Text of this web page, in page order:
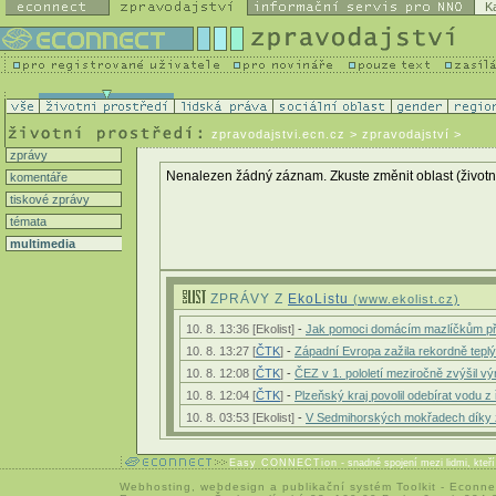
zpravodajstvi.ecn.cz > zpravodajství >
zprávy
komentáře
tiskové zprávy
témata
multimedia
Nenalezen žádný záznam. Zkuste změnit oblast
ZPRÁVY Z EkoListu (www.ekolist.cz)
10. 8. 13:36 [Ekolist] - Jak pomoci domácím mazlíčkům
10. 8. 13:27 [ČTK] - Západní Evropa zažila rekordně
10. 8. 12:08 [ČTK] - ČEZ v 1. pololetí meziročně zvýšil
10. 8. 12:04 [ČTK] - Plzeňský kraj povolil odebírat vodu
10. 8. 03:53 [Ekolist] - V Sedmihorských mokřadech
Easy CONNECTion - snadné spojení mezi lidmi,
Webhosting webdesign a publikační systém Toolkit -